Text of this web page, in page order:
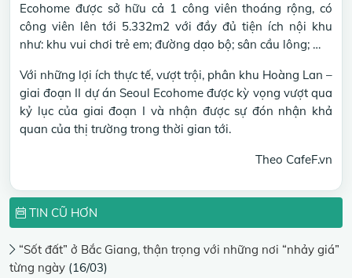
Ecohome được sở hữu cả 1 công viên thoáng rộng, có
công viên lên tới 5.332m2 với đầy đủ tiện ích nội khu
như: khu vui chơi trẻ em; đường dạo bộ; sân cầu lông; …
Với những lợi ích thực tế, vượt trội, phân khu Hoàng Lan –
giai đoạn II dự án Seoul Ecohome được kỳ vọng vượt qua
kỷ lục của giai đoạn I và nhận được sự đón nhận khả
quan của thị trường trong thời gian tới.
Theo CafeF.vn
TIN CŨ HƠN
“Sốt đất” ở Bắc Giang, thận trọng với những nơi “nhảy giá”
từng ngày (16/03)